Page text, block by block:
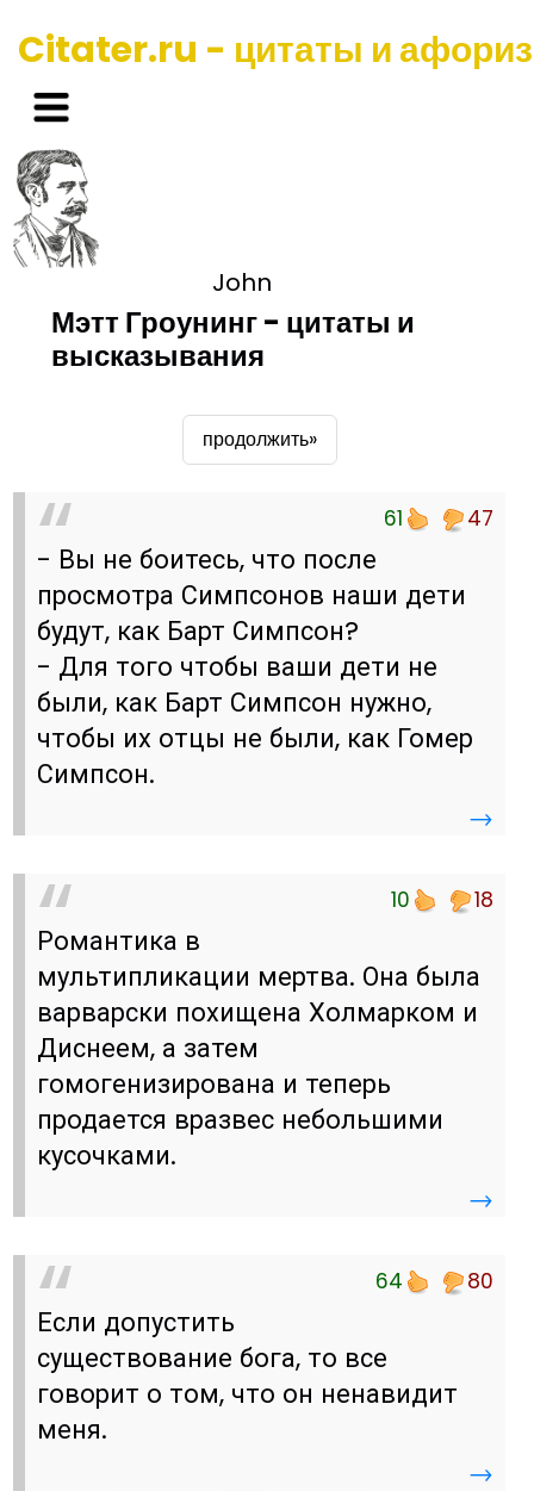
Citater.ru - цитаты и
John
Мэтт Гроунинг - цитаты и
высказывания
продолжить»
61 47
- Вы не боитесь, что после
просмотра Симпсонов наши дети
будут, как Барт Симпсон?
- Для того чтобы ваши дети не
были, как Барт Симпсон нужно,
чтобы их отцы не были, как Гомер
Симпсон.
→
10 18
Романтика в
мультипликации мертва. Она была
варварски похищена Холмарком и
Диснеем, а затем
гомогенизирована и теперь
продается вразвес небольшими
кусочками.
→
64 80
Если допустить
существование бога, то все
говорит о том, что он ненавидит
меня.
→